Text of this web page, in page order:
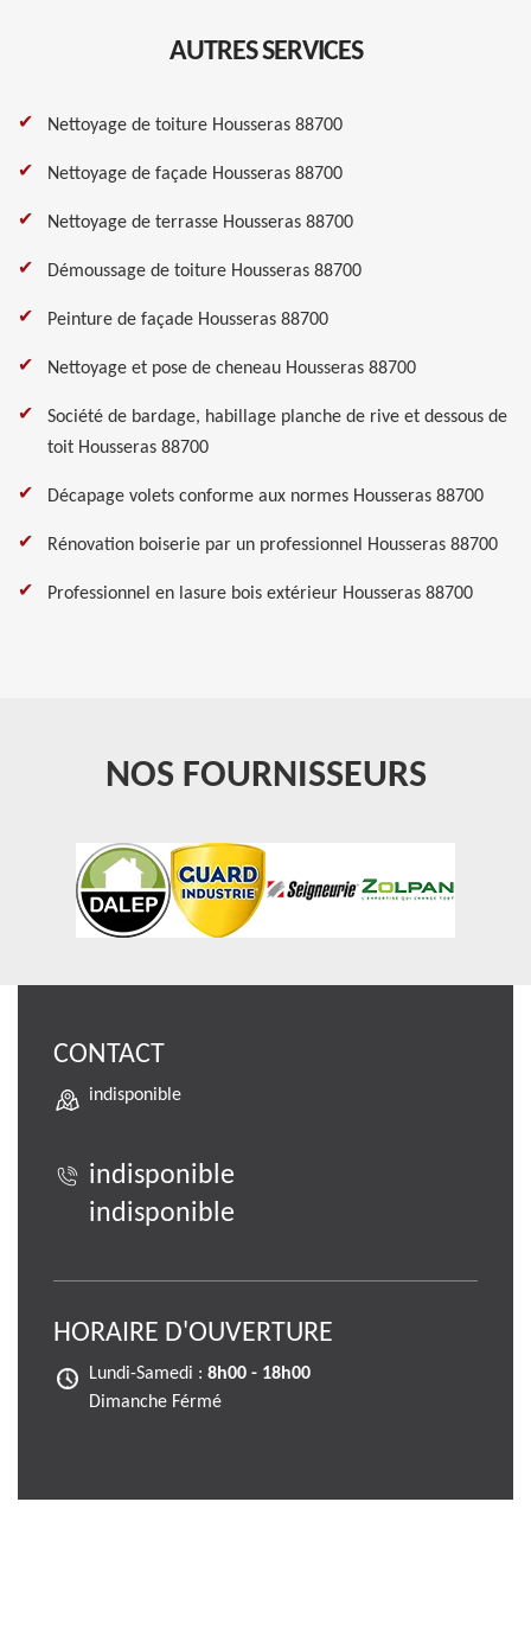
AUTRES SERVICES
Nettoyage de toiture Housseras 88700
Nettoyage de façade Housseras 88700
Nettoyage de terrasse Housseras 88700
Démoussage de toiture Housseras 88700
Peinture de façade Housseras 88700
Nettoyage et pose de cheneau Housseras 88700
Société de bardage, habillage planche de rive et dessous de
toit Housseras 88700
Décapage volets conforme aux normes Housseras 88700
Rénovation boiserie par un professionnel Housseras 88700
Professionnel en lasure bois extérieur Housseras 88700
NOS FOURNISSEURS
CONTACT
indisponible
indisponible
indisponible
HORAIRE D'OUVERTURE
Lundi-Samedi : 8h00 - 18h00
Dimanche Férmé